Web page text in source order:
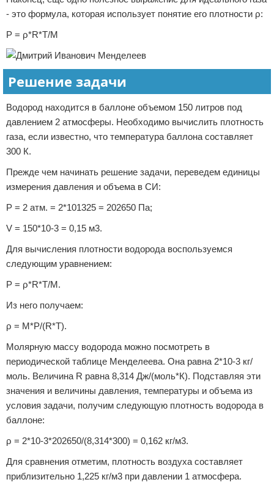
- это формула, которая использует понятие его плотности ρ:
P = ρ*R*T/M
Решение задачи
Водород находится в баллоне объемом 150 литров под
давлением 2 атмосферы. Необходимо вычислить плотность
газа, если известно, что температура баллона составляет
300 К.
Прежде чем начинать решение задачи, переведем единицы
измерения давления и объема в СИ:
P = 2 атм. = 2*101325 = 202650 Па;
V = 150*10-3 = 0,15 м3.
Для вычисления плотности водорода воспользуемся
следующим уравнением:
P = ρ*R*T/M.
Из него получаем:
ρ = M*P/(R*T).
Молярную массу водорода можно посмотреть в
периодической таблице Менделеева. Она равна 2*10-3 кг/
моль. Величина R равна 8,314 Дж/(моль*К). Подставляя эти
значения и величины давления, температуры и объема из
условия задачи, получим следующую плотность водорода в
баллоне:
ρ = 2*10-3*202650/(8,314*300) = 0,162 кг/м3.
Для сравнения отметим, плотность воздуха составляет
приблизительно 1,225 кг/м3 при давлении 1 атмосфера.